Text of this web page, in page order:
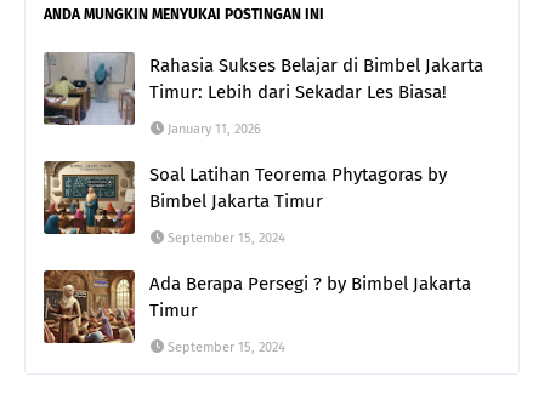
ANDA MUNGKIN MENYUKAI POSTINGAN INI
Rahasia Sukses Belajar di Bimbel Jakarta
Timur: Lebih dari Sekadar Les Biasa!
January 11, 2026
Soal Latihan Teorema Phytagoras by
Bimbel Jakarta Timur
September 15, 2024
Ada Berapa Persegi ? by Bimbel Jakarta
Timur
September 15, 2024